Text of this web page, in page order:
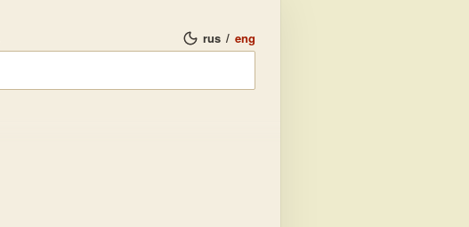
rus / eng